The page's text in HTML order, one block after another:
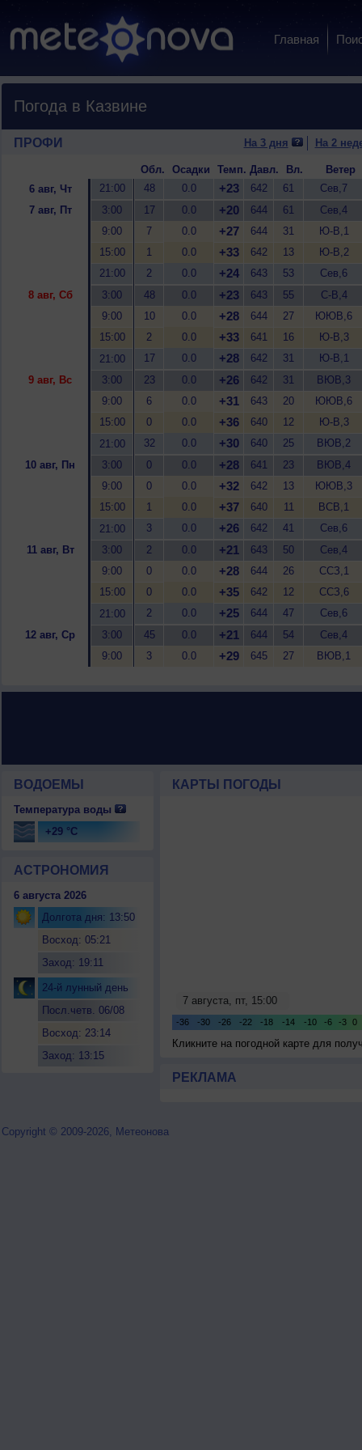
Главная
Погода в Казвине
ПРОФИ На 3 дня На 2
Обл. Осадки Темп. Давл. Вл.
Ветер
6 авг, Чт
21:00 48 0.0 +23 642 61
Сев,7
7 авг, Пт
3:00 17 0.0 +20 644 61
Сев,4
9:00
7 0.0 +27 644 31
Ю-В,1
15:00
1 0.0 +33 642 13
Ю-В,2
21:00
2 0.0 +24 643 53
Сев,6
8 авг, Сб
3:00 48 0.0 +23 643 55
С-В,4
9:00
10 0.0 +28 644 27
ЮЮВ,6
15:00
2 0.0 +33 641 16
Ю-В,3
21:00
17 0.0 +28 642 31
Ю-В,1
9 авг, Вс
3:00 23 0.0 +26 642 31
ВЮВ,3
9:00
6 0.0 +31 643 20
ЮЮВ,6
15:00
0 0.0 +36 640 12
Ю-В,3
21:00
32 0.0 +30 640 25
ВЮВ,2
10 авг, Пн
3:00 0 0.0 +28 641 23
ВЮВ,4
9:00
0 0.0 +32 642 13
ЮЮВ,3
15:00
1 0.0 +37 640 11
ВСВ,1
21:00
3 0.0 +26 642 41
Сев,6
11 авг, Вт
3:00 2 0.0 +21 643 50
Сев,4
9:00
0 0.0 +28 644 26
ССЗ,1
15:00
0 0.0 +35 642 12
ССЗ,6
21:00
2 0.0 +25 644 47
Сев,6
12 авг, Ср
3:00 45 0.0 +21 644 54
Сев,4
9:00
3 0.0 +29 645 27 ВЮВ,1
ВОДОЕМЫ
Температура воды
+29 °C
АСТРОНОМИЯ
6 августа 2026
Долгота дня: 13:50
Восход: 05:21
Заход: 19:11
24-й лунный день
Посл.четв. 06/08
Восход: 23:14
Заход: 13:15
КАРТЫ ПОГОДЫ
Кликните на погодной карте для
РЕКЛАМА
Copyright © 2009-2026, Метеонова